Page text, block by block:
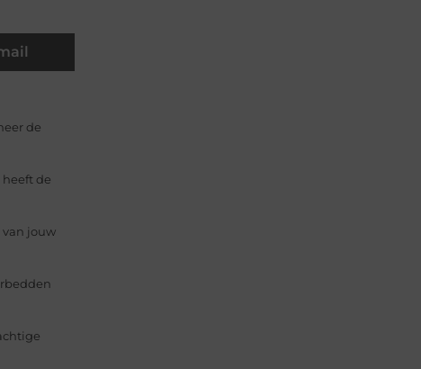
de
heeft de
van jouw